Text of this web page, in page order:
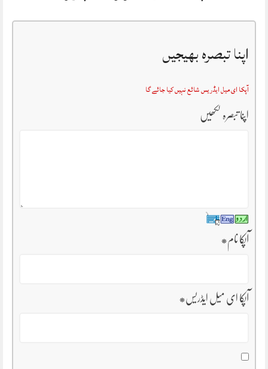
اپنا تبصرہ بھیجیں
آپکا ای میل ایڈریس شائع نہیں کیا جائے گا
اپنا تبصرہ لکھیں
آپکا نام*
آپکا ای میل ایڈریس*